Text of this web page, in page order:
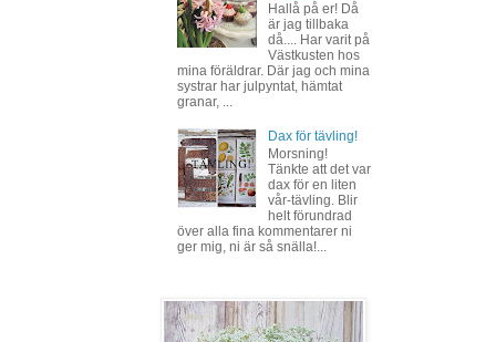
Hallå på er! Då
är jag tillbaka
då.... Har varit på
Västkusten hos
mina föräldrar. Där jag och mina
systrar har julpyntat, hämtat
granar, ...
Dax för tävling!
Morsning!
Tänkte att det var
dax för en liten
vår-tävling. Blir
helt förundrad
över alla fina kommentarer ni
ger mig, ni är så snälla!...